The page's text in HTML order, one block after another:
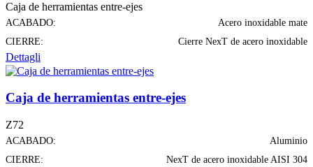
Caja de herramientas entre-ejes
ACABADO:
Acero inoxidable mate
CIERRE:
Cierre NexT de acero inoxidable
Dettagli
Caja de herramientas entre-ejes
Z72
ACABADO:
Aluminio
CIERRE:
NexT de acero inoxidable AISI 304